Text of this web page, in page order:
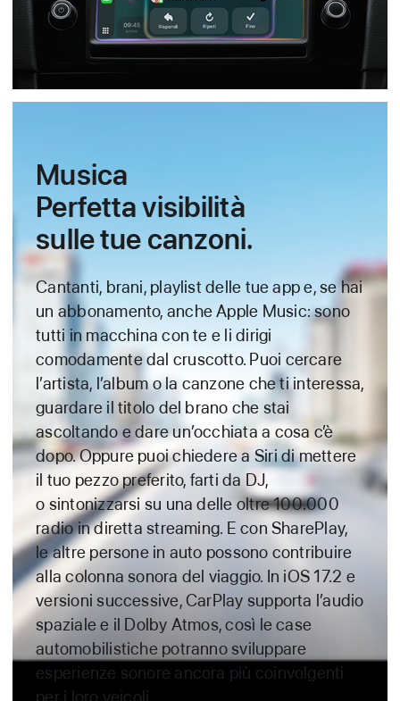
Musica
Perfetta visibilità
sulle tue canzoni.
Cantanti, brani, playlist delle tue app e, se hai
un abbonamento, anche Apple Music: sono
tutti in macchina con te e li dirigi
comodamente dal cruscotto. Puoi cercare
l’artista, l’album o la canzone che ti interessa,
guardare il titolo del brano che stai
ascoltando e dare un’occhiata a cosa c’è
dopo. Oppure puoi chiedere a Siri di mettere
il tuo pezzo preferito, farti da DJ,
o sintonizzarsi su una delle oltre 100.000
radio in diretta streaming. E con SharePlay,
le altre persone in auto possono contribuire
alla colonna sonora del viaggio. In iOS 17.2 e
versioni successive, CarPlay supporta l’audio
spaziale e il Dolby Atmos, così le case
automobilistiche potranno sviluppare
esperienze sonore ancora più coinvolgenti